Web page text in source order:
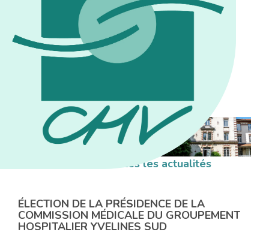
Toutes les actualités
ÉLECTION DE LA PRÉSIDENCE DE LA
COMMISSION MÉDICALE DU GROUPEMENT
HOSPITALIER YVELINES SUD